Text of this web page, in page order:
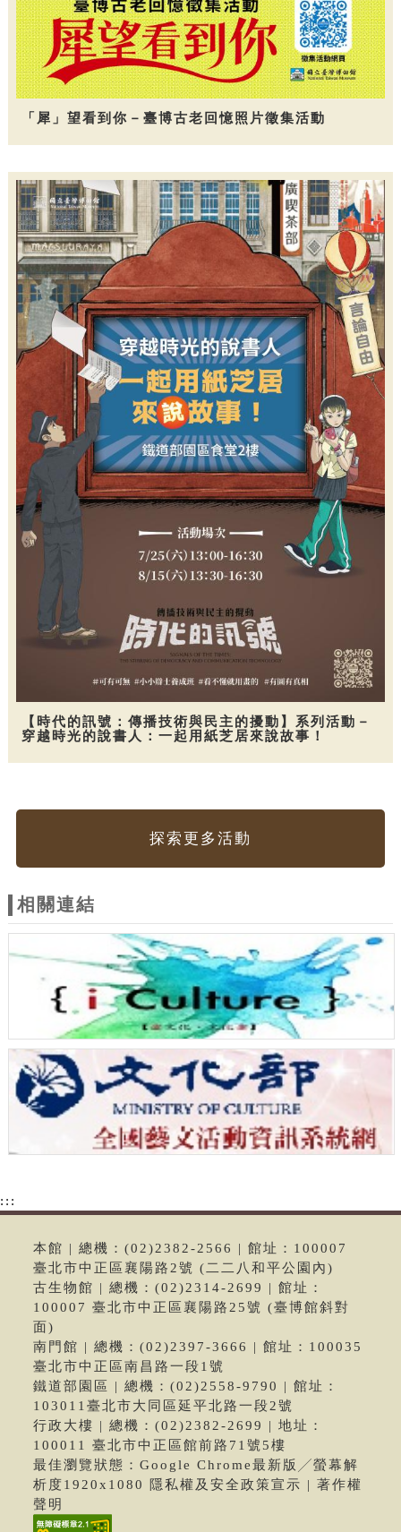
「犀」望看到你－臺博古老回憶照片徵集活動
【時代的訊號：傳播技術與民主的擾動】系列活動－
穿越時光的說書人：一起用紙芝居來說故事！
探索更多活動
相關連結
:::
本館 | 總機：(02)2382-2566 | 館址：100007
臺北市中正區襄陽路2號 (二二八和平公園內)
古生物館 | 總機：(02)2314-2699 | 館址：
100007 臺北市中正區襄陽路25號 (臺博館斜對
面)
南門館 | 總機：(02)2397-3666 | 館址：100035
臺北市中正區南昌路一段1號
鐵道部園區 | 總機：(02)2558-9790 | 館址：
103011臺北市大同區延平北路一段2號
行政大樓 | 總機：(02)2382-2699 | 地址：
100011 臺北市中正區館前路71號5樓
最佳瀏覽狀態：Google Chrome最新版╱螢幕解
析度1920x1080 隱私權及安全政策宣示 | 著作權
聲明